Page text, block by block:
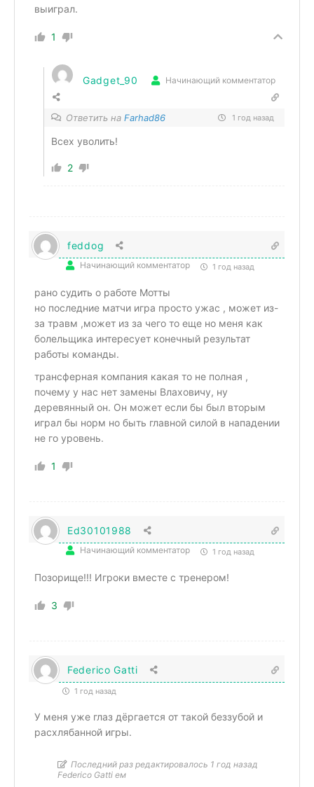
выиграл.
1
Gadget_90 Начинающий комментатор
Ответить на Farhad86 1 год назад
Всех уволить!
2
feddog
Начинающий комментатор 1 год назад
рано судить о работе Мотты
но последние матчи игра просто ужас , может из-
за травм ,может из за чего то еще но меня как
болельщика интересует конечный результат
работы команды.
трансферная компания какая то не полная ,
почему у нас нет замены Влаховичу, ну
деревянный он. Он может если бы был вторым
играл бы норм но быть главной силой в нападении
не го уровень.
1
Ed30101988
Начинающий комментатор 1 год назад
Позорище!!! Игроки вместе с тренером!
3
Federico Gatti
1 год назад
У меня уже глаз дёргается от такой беззубой и
расхлябанной игры.
Последний раз редактировалось 1 год назад
Federico Gatti ем